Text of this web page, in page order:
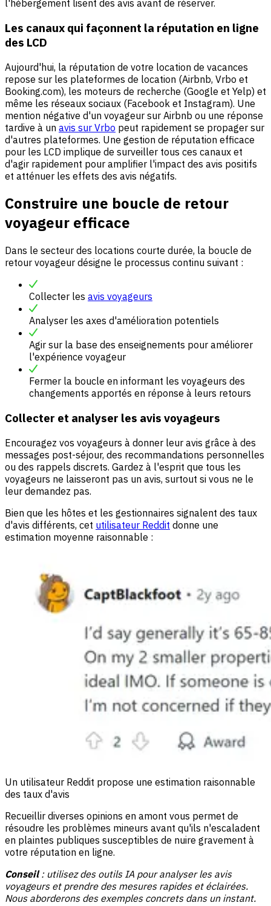
l'hébergement lisent des avis avant de réserver.
Les canaux qui façonnent la réputation en ligne
des LCD
Aujourd'hui, la réputation de votre location de vacances
repose sur les plateformes de location (Airbnb, Vrbo et
Booking.com), les moteurs de recherche (Google et Yelp) et
même les réseaux sociaux (Facebook et Instagram). Une
mention négative d'un voyageur sur Airbnb ou une réponse
tardive à un avis sur Vrbo peut rapidement se propager sur
d'autres plateformes. Une gestion de réputation efficace
pour les LCD implique de surveiller tous ces canaux et
d'agir rapidement pour amplifier l'impact des avis positifs
et atténuer les effets des avis négatifs.
Construire une boucle de retour
voyageur efficace
Dans le secteur des locations courte durée, la boucle de
retour voyageur désigne le processus continu suivant :
Collecter les avis voyageurs
Analyser les axes d'amélioration potentiels
Agir sur la base des enseignements pour améliorer
l'expérience voyageur
Fermer la boucle en informant les voyageurs des
changements apportés en réponse à leurs retours
Collecter et analyser les avis voyageurs
Encouragez vos voyageurs à donner leur avis grâce à des
messages post-séjour, des recommandations personnelles
ou des rappels discrets. Gardez à l'esprit que tous les
voyageurs ne laisseront pas un avis, surtout si vous ne le
leur demandez pas.
Bien que les hôtes et les gestionnaires signalent des taux
d'avis différents, cet utilisateur Reddit donne une
estimation moyenne raisonnable :
Un utilisateur Reddit propose une estimation raisonnable
des taux d'avis
Recueillir diverses opinions en amont vous permet de
résoudre les problèmes mineurs avant qu'ils n'escaladent
en plaintes publiques susceptibles de nuire gravement à
votre réputation en ligne.
Conseil: utilisez des outils IA pour analyser les avis
voyageurs et prendre des mesures rapides et éclairées.
Nous aborderons des exemples concrets dans un instant.